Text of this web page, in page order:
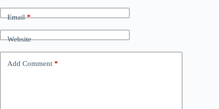
Email*
Website
Add Comment *